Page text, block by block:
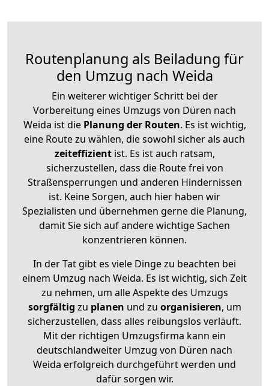
Routenplanung als Beiladung für
den Umzug nach Weida
Ein weiterer wichtiger Schritt bei der
Vorbereitung eines Umzugs von Düren nach
Weida ist diePlanung der Routen. Es ist wichtig,
eine Route zu wählen, die sowohl sicher als auch
zeiteffizientist. Es ist auch ratsam,
sicherzustellen, dass die Route frei von
Straßensperrungen und anderen Hindernissen
ist. Keine Sorgen, auch hier haben wir
Spezialisten und übernehmen gerne die Planung,
damit Sie sich auf andere wichtige Sachen
konzentrieren können.
In der Tat gibt es viele Dinge zu beachten bei
einem Umzug nach Weida. Es ist wichtig, sich Zeit
zu nehmen, um alle Aspekte des Umzugs
sorgfältig zu planen und zu organisieren, um
sicherzustellen, dass alles reibungslos verläuft.
Mit der richtigen Umzugsfirma kann ein
deutschlandweiter Umzug von Düren nach
Weida erfolgreich durchgeführt werden und
dafür sorgen wir.